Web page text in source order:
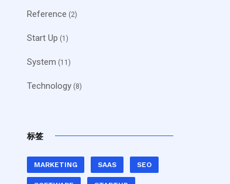
Reference (2)
Start Up (1)
System (11)
Technology (8)
标签
MARKETING SAAS SEO